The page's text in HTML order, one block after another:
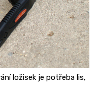
ložisek je potřeba lis,